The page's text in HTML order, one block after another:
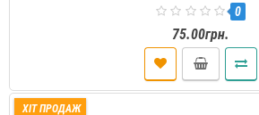
0
75.00грн.
ХІТ ПРОДАЖ